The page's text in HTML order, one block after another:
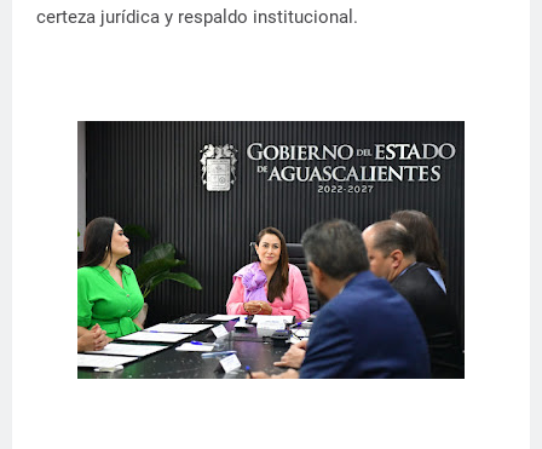
certeza jurídica y respaldo institucional.